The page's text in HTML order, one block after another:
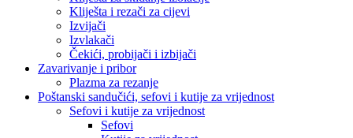
Kliješta i rezači za cijevi
Izvijači
Izvlakači
Čekići, probijači i izbijači
Zavarivanje i pribor
Plazma za rezanje
Poštanski sandučići, sefovi i kutije za vrijednost
Sefovi i kutije za vrijednost
Sefovi